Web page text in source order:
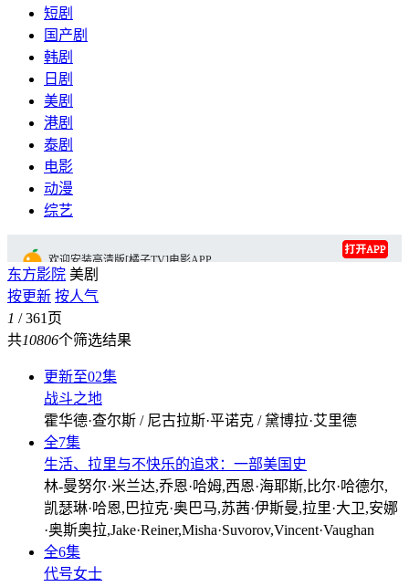
短剧
国产剧
韩剧
日剧
美剧
港剧
泰剧
电影
动漫
综艺
欢迎安装高清版[橘子TV]电影APP
东方影院 美剧
按更新 按人气
1 / 361页
共10806个筛选结果
更新至02集
战斗之地
霍华德·查尔斯 / 尼古拉斯·平诺克 / 黛博拉·艾里德
全7集
生活、拉里与不快乐的追求：一部美国史
林-曼努尔·米兰达,乔恩·哈姆,西恩·海耶斯,比尔·哈德尔,
凯瑟琳·哈恩,巴拉克·奥巴马,苏茜·伊斯曼,拉里·大卫,安娜
·奥斯奥拉,Jake·Reiner,Misha·Suvorov,Vincent·Vaughan
全6集
代号女士